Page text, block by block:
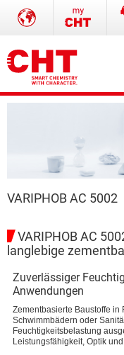
VARIPHOB AC 5002
VARIPHOB AC
langlebige
Zuverlässiger
Anwendungen
Zementbasierte Baustoffe
Schwimmbädern oder
Feuchtigkeitsbelastung
Leistungsfähigkeit, Optik